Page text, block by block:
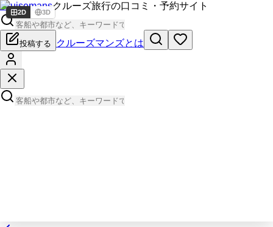
Cruisemansクルーズ旅行の口コミ・予約サイト
投稿する クルーズマンズとは
2D 3D